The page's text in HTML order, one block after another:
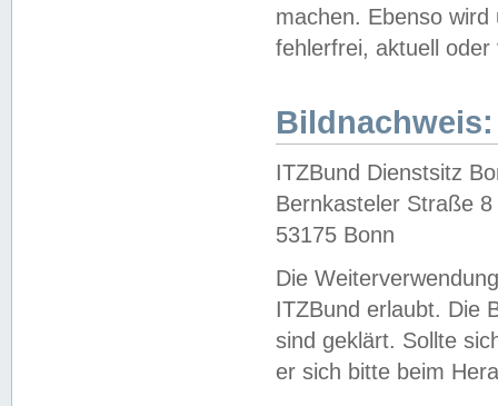
machen. Ebenso
fehlerfrei, aktuell oder
Bildnachweis:
ITZBund Dienstsitz
Bernkasteler Straße 8
53175 Bonn
Die
ITZBund erlaubt. Die
sind geklärt. Sollte
er sich bitte beim